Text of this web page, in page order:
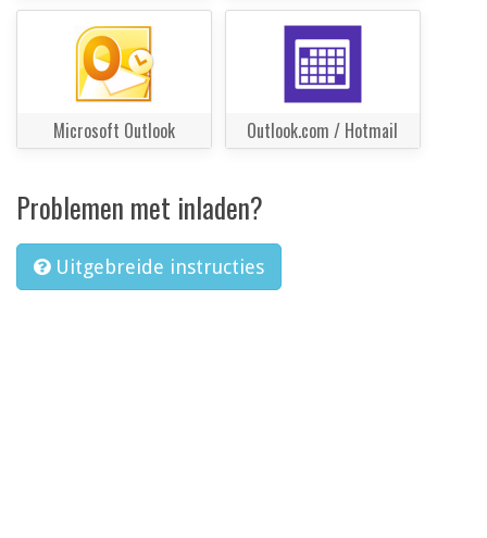
Microsoft Outlook Outlook.com / Hotmail
Problemen met inladen?
Uitgebreide instructies